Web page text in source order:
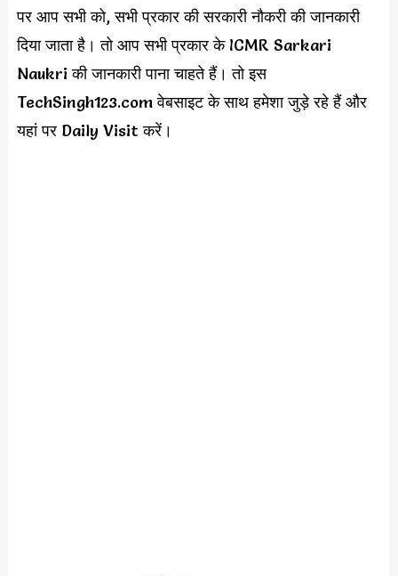
पर आप सभी को, सभी प्रकार की सरकारी नौकरी की जानकारी
दिया जाता है। तो आप सभी प्रकार के ICMR Sarkari
Naukri की जानकारी पाना चाहते हैं। तो इस
TechSingh123.com वेबसाइट के साथ हमेशा जुड़े रहे हैं और
यहां पर Daily Visit करें।